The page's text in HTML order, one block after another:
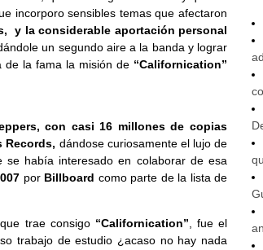
incorporo sensibles temas que afectaron
y la considerable aportación personal
un segundo aire a la banda y lograr
de la fama la misión de “Californication”
con casi 16 millones de copias
Records, dándose curiosamente el lujo de
se había interesado en colaborar de esa
por Billboard como parte de la lista de
trae consigo “Californication” , fue el
trabajo de estudio ¿acaso no hay nada